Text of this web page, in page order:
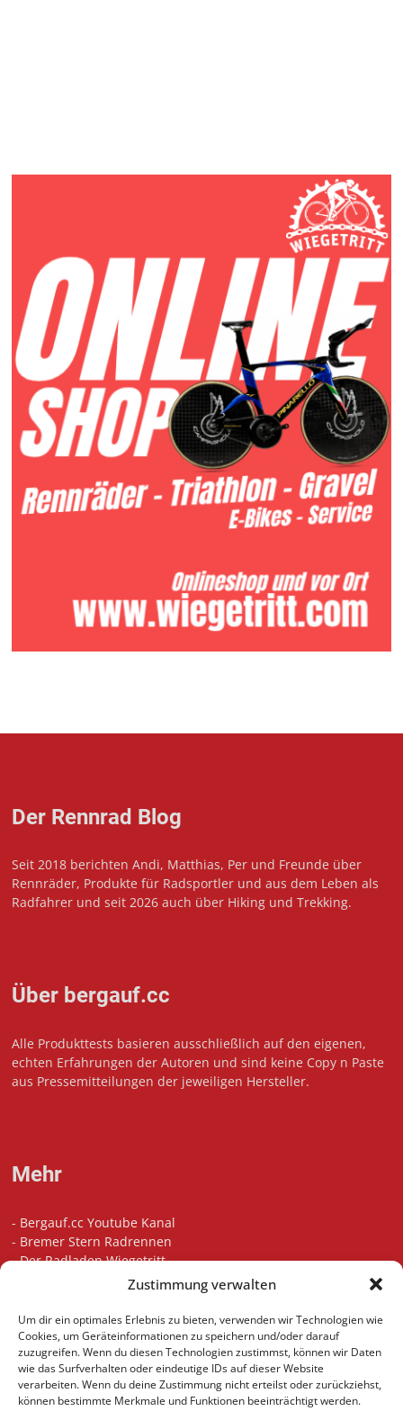
Zustimmung verwalten
Um dir ein optimales Erlebnis zu bieten, verwenden wir Technologien wie
Cookies, um Geräteinformationen zu speichern und/oder darauf
zuzugreifen. Wenn du diesen Technologien zustimmst, können wir Daten
wie das Surfverhalten oder eindeutige IDs auf dieser Website
verarbeiten. Wenn du deine Zustimmung nicht erteilst oder zurückziehst,
können bestimmte Merkmale und Funktionen beeinträchtigt werden.
Der Rennrad Blog
Seit 2018 berichten Andi, Matthias, Per und Freunde über
Rennräder, Produkte für Radsportler und aus dem Leben als
Radfahrer und seit 2026 auch über Hiking und Trekking.
Über bergauf.cc
Alle Produkttests basieren ausschließlich auf den eigenen,
echten Erfahrungen der Autoren und sind keine Copy n Paste
aus Pressemitteilungen der jeweiligen Hersteller.
Mehr
- Bergauf.cc Youtube Kanal
- Bremer Stern Radrennen
-Der Radladen Wiegetritt
Bikefitting in Bremen
- Unsere Touren auf Komoot
-Indoor Cycling Motivation Playlist